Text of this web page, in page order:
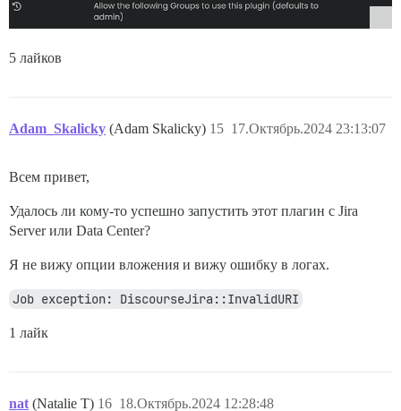
5 лайков
Adam_Skalicky (Adam Skalicky) 17.Октябрь.2024 23:13:07
15
Всем привет,
Удалось ли кому-то успешно запустить этот плагин с Jira
Server или Data Center?
Я не вижу опции вложения и вижу ошибку в логах.
Job exception: DiscourseJira::InvalidURI
1 лайк
nat (Natalie T) 18.Октябрь.2024 12:28:48
16